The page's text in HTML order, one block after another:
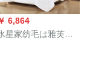
6,864
星家纺毛は雅芙ヨ